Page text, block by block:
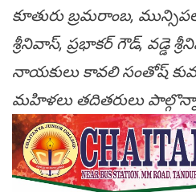
కూతురు బ్రమరాంబ,
శ్రీనివాస్, ప్రభాకర్ గౌడ్, వడ్డె
నాయకులు కావలి సంతోష్
మహిళలు తదితరులు